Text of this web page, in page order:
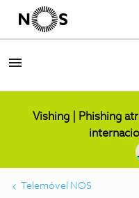
Vishing | Phishing
Telemóvel NOS